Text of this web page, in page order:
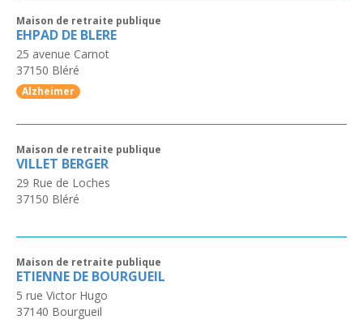
Maison de retraite publique
EHPAD DE BLERE
25 avenue Carnot
37150 Bléré
Alzheimer
Maison de retraite publique
VILLET BERGER
29 Rue de Loches
37150 Bléré
Maison de retraite publique
ETIENNE DE BOURGUEIL
5 rue Victor Hugo
37140 Bourgueil